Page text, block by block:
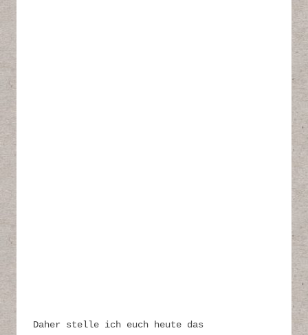
Daher stelle ich euch heute das